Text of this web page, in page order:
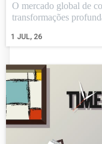
1 JUL, 26
O mercado global de
transformações